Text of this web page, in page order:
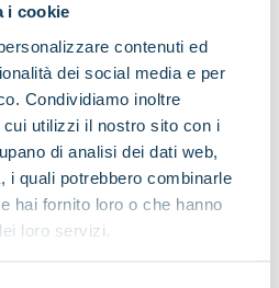
i cookie
contenuti ed
dei social media e per
Condividiamo inoltre
utilizzi il nostro sito con i
di analisi dei dati web,
i quali potrebbero combinarle
hai fornito loro o che hanno
loro servizi.
o della logistica? Contattateci
le vostre operazioni.